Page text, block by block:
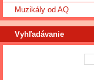
Muzikály od AQ
Vyhľadávanie